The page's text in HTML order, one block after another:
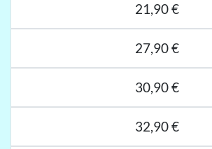
21,90 €
27,90 €
30,90 €
32,90 €